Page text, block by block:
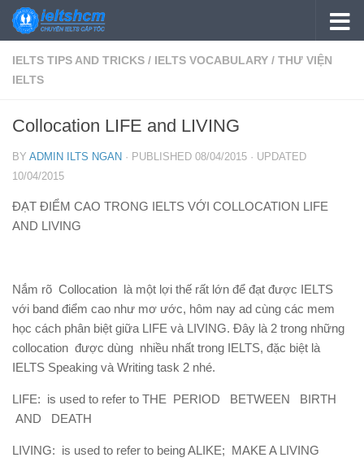
Skip to content
IELTS TIPS AND TRICKS / IELTS VOCABULARY / THƯ VIỆN
IELTS
Collocation LIFE and LIVING
BY ADMIN ILTS NGAN · PUBLISHED 08/04/2015 · UPDATED
10/04/2015
ĐẠT ĐIỂM CAO TRONG IELTS VỚI COLLOCATION LIFE
AND LIVING
Nắm rõ Collocation là một lợi thế rất lớn để đạt được IELTS
với band điểm cao như mơ ước, hôm nay ad cùng các mem
học cách phân biệt giữa LIFE và LIVING. Đây là 2 trong những
collocation được dùng nhiều nhất trong IELTS, đặc biệt là
IELTS Speaking và Writing task 2 nhé.
LIFE: is used to refer to THE PERIOD BETWEEN BIRTH
AND DEATH
LIVING: is used to refer to being ALIKE; MAKE A LIVING